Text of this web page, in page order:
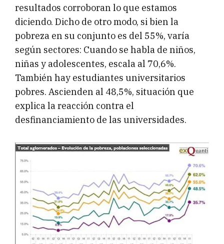
resultados corroboran lo que estamos
diciendo. Dicho de otro modo, si bien la
pobreza en su conjunto es del 55%, varía
según sectores: Cuando se habla de niños,
niñas y adolescentes, escala al 70,6%.
También hay estudiantes universitarios
pobres. Ascienden al 48,5%, situación que
explica la reacción contra el
desfinanciamiento de las universidades.